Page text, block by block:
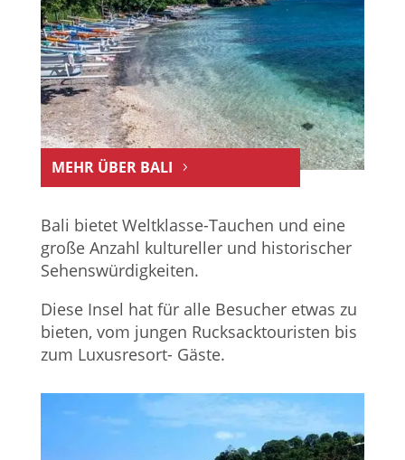
MEHR ÜBER BALI
Bali bietet Weltklasse-Tauchen und eine
große Anzahl kultureller und historischer
Sehenswürdigkeiten.
Diese Insel hat für alle Besucher etwas zu
bieten, vom jungen Rucksacktouristen bis
zum Luxusresort- Gäste.